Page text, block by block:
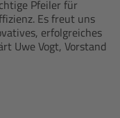
Pfeiler für
Es freut uns
erfolgreiches
Uwe Vogt, Vorstand